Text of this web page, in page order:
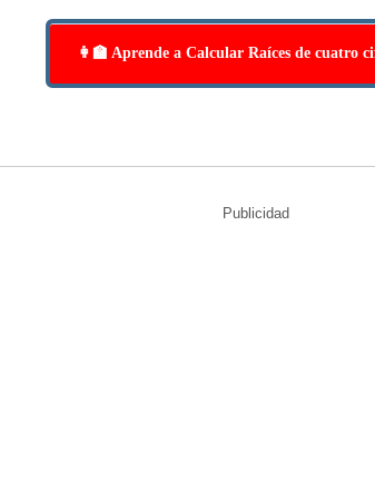
👩‍🏫 Aprende a Calcular Raíces de cuatro
Publicidad